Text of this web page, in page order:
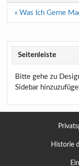
Beitragsnavigation
« Was Ich Gerne
Seitenleiste
Bitte gehe zu
Sidebar
Historie